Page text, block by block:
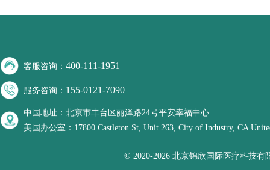
客服咨询：400-111-1951
服务咨询： 155-0121-7090
中国地址：北京市丰台区丽泽路24号平安幸福中心
美国办公室：17800 Castleton St, Unit 263, City of Industry, CA
© 2020-2026 北京锦欣国际医疗科